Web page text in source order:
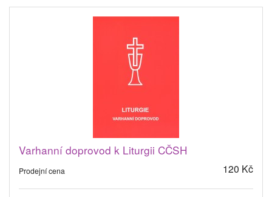
Varhanní doprovod k Liturgii CČSH
Prodejní cena 120 Kč